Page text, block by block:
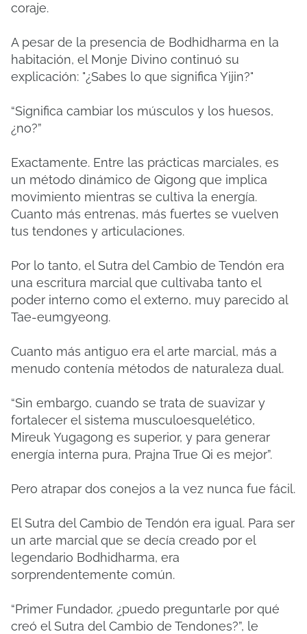
coraje.
A pesar de la presencia de Bodhidharma en la
habitación, el Monje Divino continuó su
explicación: "¿Sabes lo que significa Yijin?"
“Significa cambiar los músculos y los huesos,
¿no?”
Exactamente. Entre las prácticas marciales, es
un método dinámico de Qigong que implica
movimiento mientras se cultiva la energía.
Cuanto más entrenas, más fuertes se vuelven
tus tendones y articulaciones.
Por lo tanto, el Sutra del Cambio de Tendón era
una escritura marcial que cultivaba tanto el
poder interno como el externo, muy parecido al
Tae-eumgyeong.
Cuanto más antiguo era el arte marcial, más a
menudo contenía métodos de naturaleza dual.
“Sin embargo, cuando se trata de suavizar y
fortalecer el sistema musculoesquelético,
Mireuk Yugagong es superior, y para generar
energía interna pura, Prajna True Qi es mejor”.
Pero atrapar dos conejos a la vez nunca fue fácil.
El Sutra del Cambio de Tendón era igual. Para ser
un arte marcial que se decía creado por el
legendario Bodhidharma, era
sorprendentemente común.
“Primer Fundador, ¿puedo preguntarle por qué
creó el Sutra del Cambio de Tendones?”, le